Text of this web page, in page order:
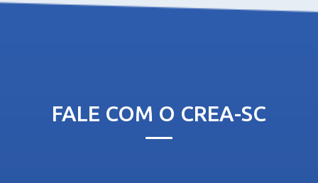
FALE COM O CREA-SC